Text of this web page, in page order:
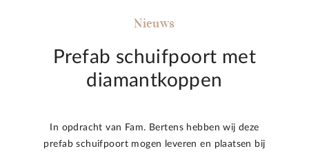
Nieuws
Prefab schuifpoort met
diamantkoppen
In opdracht van Fam. Bertens hebben wij deze
prefab schuifpoort mogen leveren en plaatsen bij